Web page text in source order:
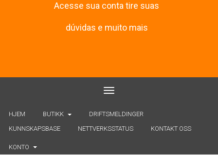
Acesse sua conta tire suas
dúvidas e muito mais
Toggle navigation
HJEM BUTIKK
DRIFTSMELDINGER
KUNNSKAPSBASE
NETTVERKSSTATUS KONTAKT OSS
KONTO